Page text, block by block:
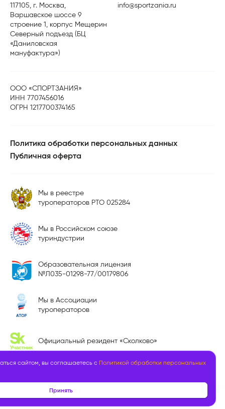
сайтом, вы соглашаетесь с Политикой обработки персональных
Принять
117105, г. Москва,
Варшавское шоссе 9
строение 1, корпус Мещерин
Северный подъезд (БЦ
«Даниловская
мануфактура»)
info@sportzania.ru
ООО «СПОРТЗАНИЯ»
ИНН 7707456016
ОГРН 1217700374165
Политика обработки персональных данных
Публичная оферта
Мы в реестре
туроператоров РТО 025284
Мы в Российском союзе
туриндустрии
Образовательная лицензия
№Л035-01298-77/00179806
Мы в Ассоциации
туроператоров
Официальный резидент «Сколково»